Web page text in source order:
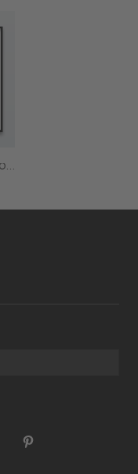
PLAKAT MONOCHROME INTERRUPTED 2